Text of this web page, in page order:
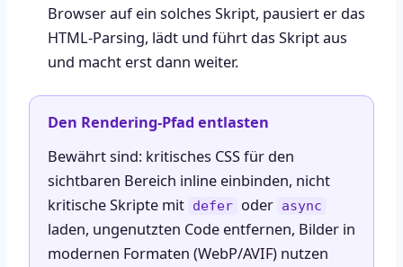
Browser auf ein solches Skript, pausiert er das
HTML-Parsing, lädt und führt das Skript aus
und macht erst dann weiter.
Den Rendering-Pfad entlasten
Bewährt sind: kritisches CSS für den
sichtbaren Bereich inline einbinden, nicht
kritische Skripte mit defer oder async
laden, ungenutzten Code entfernen, Bilder in
modernen Formaten (WebP/AVIF) nutzen